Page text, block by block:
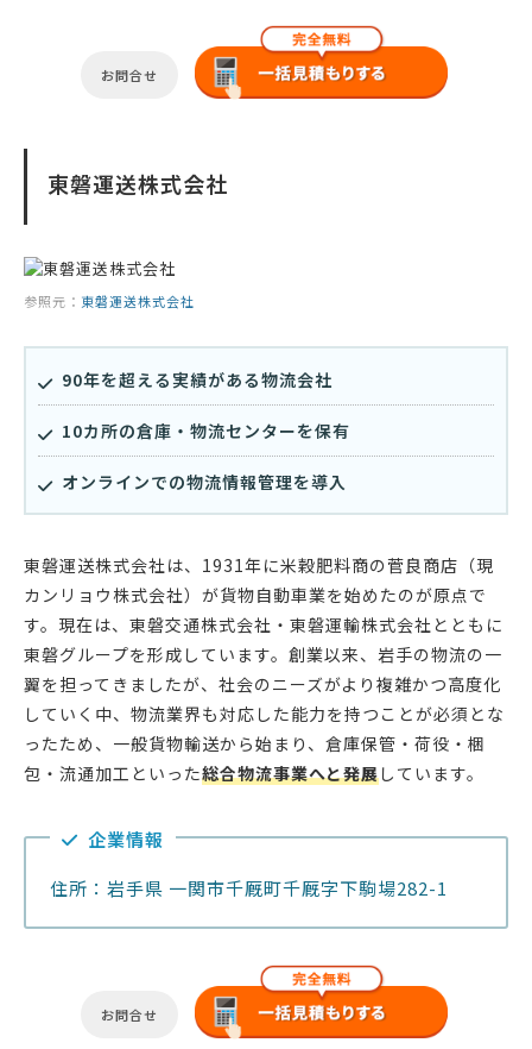
お問合せ
東磐運送株式会社
参照元： 東磐運送株式会社
90年を超える実績がある物流会社
10カ所の倉庫・物流センターを保有
オンラインでの物流情報管理を導入
東磐運送株式会社は、1931年に米穀肥料商の菅良商店（現
カンリョウ株式会社）が貨物自動車業を始めたのが原点で
す。現在は、東磐交通株式会社・東磐運輸株式会社とともに
東磐グループを形成しています。創業以来、岩手の物流の一
翼を担ってきましたが、社会のニーズがより複雑かつ高度化
していく中、物流業界も対応した能力を持つことが必須とな
ったため、一般貨物輸送から始まり、倉庫保管・荷役・梱
包・流通加工といった総合物流事業へと発展しています。
企業情報
住所：岩手県 一関市千厩町千厩字下駒場282-1
お問合せ